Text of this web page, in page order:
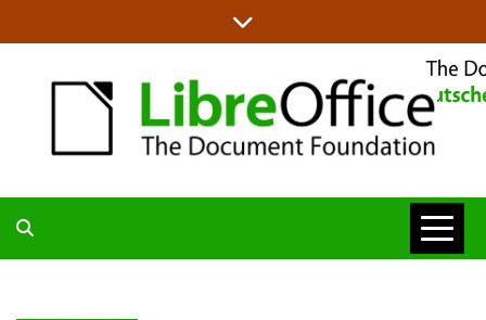
to
DEUTSCHER